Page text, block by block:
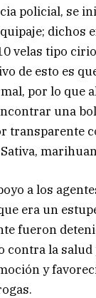
policial, se
dichos
velas tipo
de esto es
por lo que
una
transparente
a los
era un
fueron
contra la salud
y